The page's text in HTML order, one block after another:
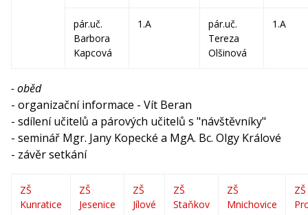
pár.uč.
Barbora
Kapcová
1.A
pár.uč.
Tereza
Olšinová
1.A
- oběd
- organizační informace - Vít Beran
- sdílení učitelů a párových učitelů s "návštěvníky"
- seminář Mgr. Jany Kopecké a MgA. Bc. Olgy Králové
- závěr setkání
ZŠ
Kunratice
ZŠ
Jesenice
ZŠ
Jílové
ZŠ
Staňkov
ZŠ
Mnichovice
ZŠ